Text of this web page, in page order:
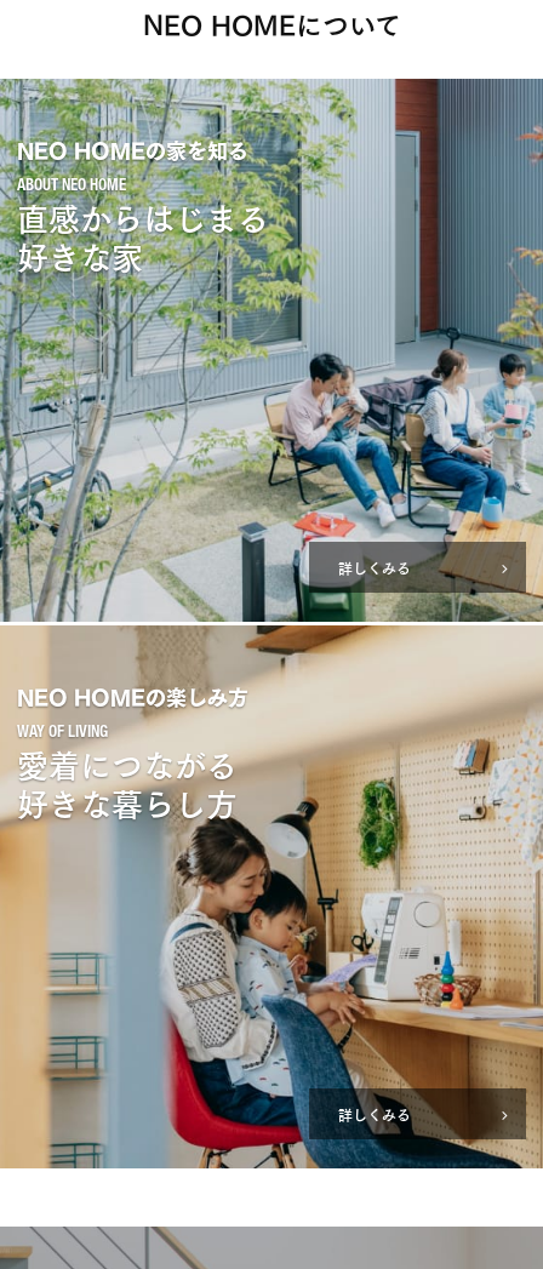
NEO HOMEについて
NEO HOMEの家を知る
直感からはじまる
好きな家
詳しくみる
NEO HOMEの楽しみ方
愛着につながる
好きな暮らし方
詳しくみる